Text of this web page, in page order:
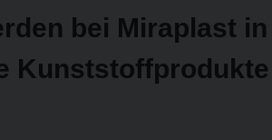
bei Miraplast